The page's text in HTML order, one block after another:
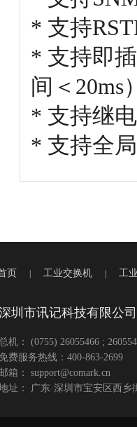
* 支持
* 支持即
间＜20ms
* 支持继
* 支持全
页 工业交换机 工
圳市讯记科技有限公司
机： (0755) 26055466 ;
免费服务热线：400-863-2699
邮箱： support@comark.cn
址： 广东·深圳市宝安区西